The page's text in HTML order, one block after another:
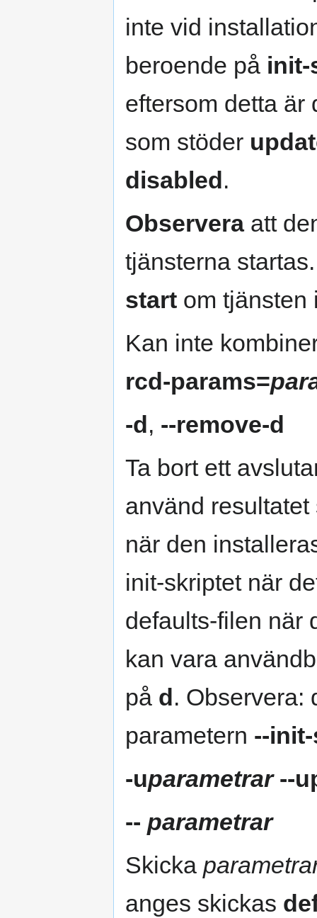
inte vid
beroende på init-
eftersom detta är
som stöder
disabled .
Observeraatt
tjänsterna
start om tjänsten
Kan inte
rcd-params=
-d , --remove-d
Ta bort ett
använd
när den
init-skriptet när
defaults-filen när
kan vara
på d . Observera:
parametern --
-uparametrar --
-- parametrar
Skicka
anges skickas